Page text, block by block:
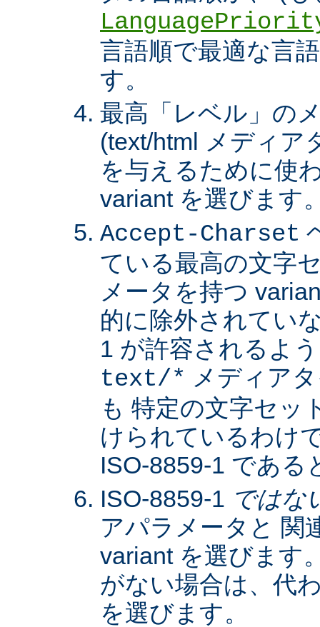
言語順で最適な言
す。
最高「レベル」の
(text/html メディア
を与えるために使
variant を選びます
Accept-Charset
ている最高の文字
メータを持つ
的に除外されてい
1 が許容されるよ
text/* メディア
も 特定の文字セッ
けられているわけ
ISO-8859-1 である
ISO-8859-1 ではな
アパラメータと 関
variant を選びます
がない場合は、代
を選びます。